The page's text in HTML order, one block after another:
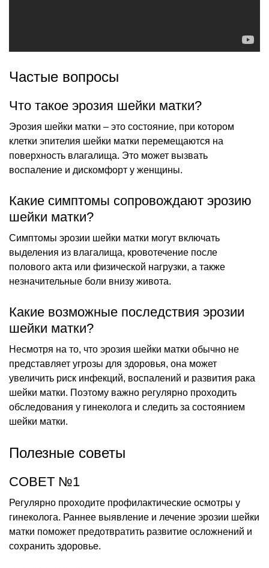
Частые вопросы
Что такое эрозия шейки матки?
Эрозия шейки матки – это состояние, при котором
клетки эпителия шейки матки перемещаются на
поверхность влагалища. Это может вызвать
воспаление и дискомфорт у женщины.
Какие симптомы сопровождают эрозию
шейки матки?
Симптомы эрозии шейки матки могут включать
выделения из влагалища, кровотечение после
полового акта или физической нагрузки, а также
незначительные боли внизу живота.
Какие возможные последствия эрозии
шейки матки?
Несмотря на то, что эрозия шейки матки обычно не
представляет угрозы для здоровья, она может
увеличить риск инфекций, воспалений и развития рака
шейки матки. Поэтому важно регулярно проходить
обследования у гинеколога и следить за состоянием
шейки матки.
Полезные советы
СОВЕТ №1
Регулярно проходите профилактические осмотры у
гинеколога. Раннее выявление и лечение эрозии шейки
матки поможет предотвратить развитие осложнений и
сохранить здоровье.